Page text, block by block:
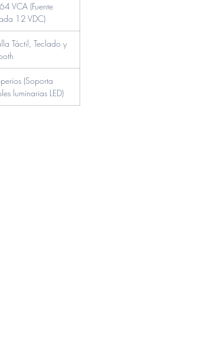
VCA (Fuente
12 VDC)
Táctil, Teclado y
(Soporta
luminarias LED)